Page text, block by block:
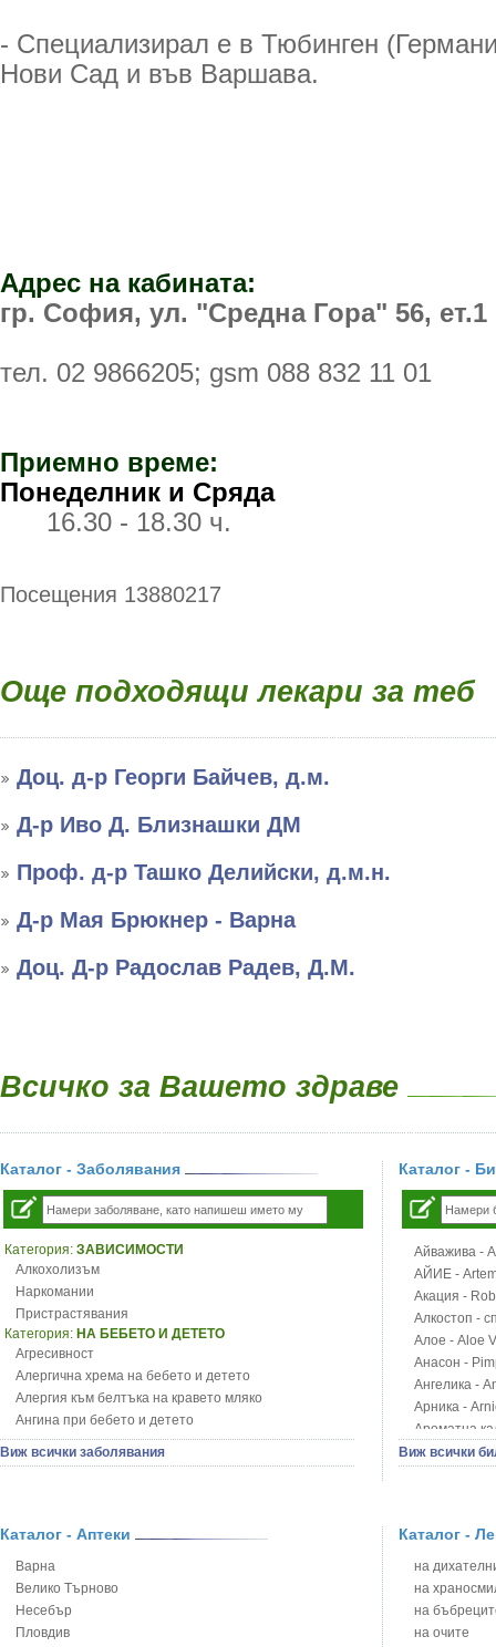
- Специализирал е в Тюбинген
Нови Сад и във Варшава.
Адрес на кабината:
гр. София, ул. "Средна Гора" 56, ет.1
тел. 02 9866205; gsm 088 832 11 01
Приемно време:
Понеделник и Сряда
16.30 - 18.30 ч.
Посещения 13880217
Още подходящи лекари за теб
Доц. д-р Георги Байчев, д.м.
Д-р Иво Д. Близнашки ДМ
Проф. д-р Ташко Делийски, д.м.н.
Д-р Мая Брюкнер - Варна
Доц. Д-р Радослав Радев, Д.М.
Всичко за Вашето здраве
Каталог - Заболявания
Категория: ЗАВИСИМОСТИ
Алкохолизъм
Наркомании
Пристрастявания
Категория: НА БЕБЕТО И ДЕТЕТО
Агресивност
Алергична хрема на бебето и детето
Алергия към белтъка на кравето мляко
Ангина при бебето и детето
Анемия при бебето и детето
Апетит - пълни деца
Бронхиална астма при бебето и детето
Варицела
Висока температура на бебето и детето
Възпаление на ушите на бебето и детето
Глисти
Виж всички заболявания
Каталог -
Айважива -
АЙИЕ -
Акация -
Алкостоп -
Алое - Aloe
Анасон -
Ангелика -
Арника -
Ароматна
Арония -
Блатен
Блян
Бобови
Божур -
Борови
Виж всички
Каталог - Аптеки
Варна
Велико Търново
Несебър
Пловдив
Каталог -
на
на
на
на очите